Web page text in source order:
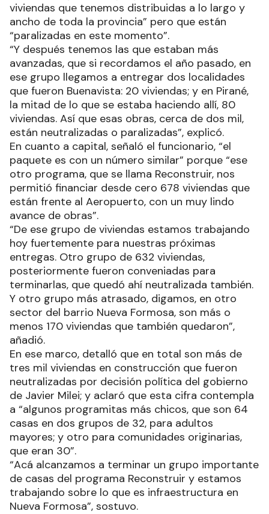
viviendas que tenemos distribuidas a lo largo y
ancho de toda la provincia” pero que están
“paralizadas en este momento”.
“Y después tenemos las que estaban más
avanzadas, que si recordamos el año pasado, en
ese grupo llegamos a entregar dos localidades
que fueron Buenavista: 20 viviendas; y en Pirané,
la mitad de lo que se estaba haciendo allí, 80
viviendas. Así que esas obras, cerca de dos mil,
están neutralizadas o paralizadas”, explicó.
En cuanto a capital, señaló el funcionario, “el
paquete es con un número similar” porque “ese
otro programa, que se llama Reconstruir, nos
permitió financiar desde cero 678 viviendas que
están frente al Aeropuerto, con un muy lindo
avance de obras”.
“De ese grupo de viviendas estamos trabajando
hoy fuertemente para nuestras próximas
entregas. Otro grupo de 632 viviendas,
posteriormente fueron conveniadas para
terminarlas, que quedó ahí neutralizada también.
Y otro grupo más atrasado, digamos, en otro
sector del barrio Nueva Formosa, son más o
menos 170 viviendas que también quedaron”,
añadió.
En ese marco, detalló que en total son más de
tres mil viviendas en construcción que fueron
neutralizadas por decisión política del gobierno
de Javier Milei; y aclaró que esta cifra contempla
a “algunos programitas más chicos, que son 64
casas en dos grupos de 32, para adultos
mayores; y otro para comunidades originarias,
que eran 30”.
“Acá alcanzamos a terminar un grupo importante
de casas del programa Reconstruir y estamos
trabajando sobre lo que es infraestructura en
Nueva Formosa”, sostuvo.